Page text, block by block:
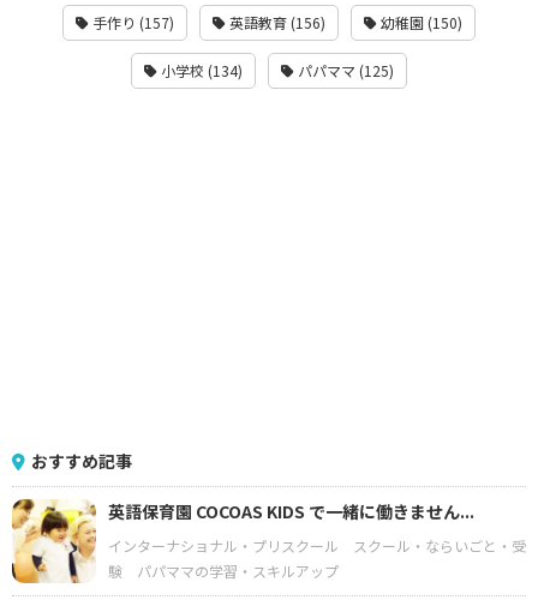
手作り (157) 英語教育 (156) 幼稚園 (150)
小学校 (134) パパママ (125)
おすすめ記事
英語保育園 COCOAS KIDS で一緒に働きません...
インターナショナル・プリスクール
スクール・ならいごと・受
験
パパママの学習・スキルアップ